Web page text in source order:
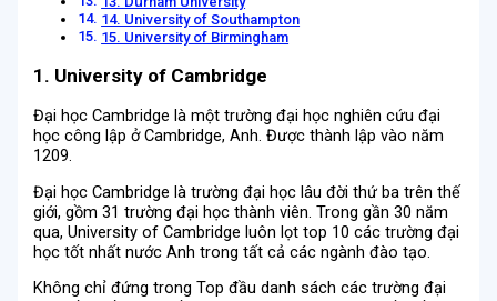
14. University of Southampton
15. University of Birmingham
1. University of Cambridge
Đại học Cambridge là một trường đại học nghiên cứu đại
học công lập ở Cambridge, Anh. Được thành lập vào năm
1209.
Đại học Cambridge là trường đại học lâu đời thứ ba trên thế
giới, gồm 31 trường đại học thành viên. Trong gần 30 năm
qua, University of Cambridge luôn lọt top 10 các trường đại
học tốt nhất nước Anh trong tất cả các ngành đào tạo.
Không chỉ đứng trong Top đầu danh sách các trường đại